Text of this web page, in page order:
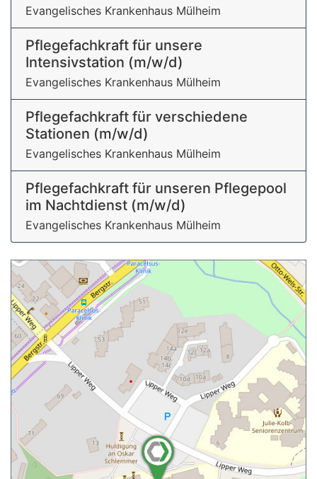
Evangelisches Krankenhaus Mülheim
Pflegefachkraft für unsere
Intensivstation (m/w/d)
Evangelisches Krankenhaus Mülheim
Pflegefachkraft für verschiedene
Stationen (m/w/d)
Evangelisches Krankenhaus Mülheim
Pflegefachkraft für unseren Pflegepool
im Nachtdienst (m/w/d)
Evangelisches Krankenhaus Mülheim